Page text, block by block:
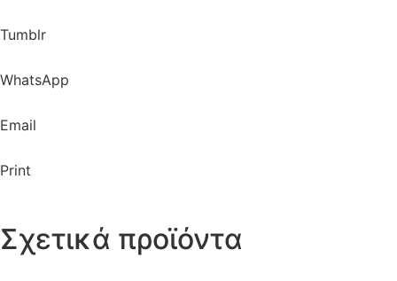
Tumblr
WhatsApp
Email
Print
Σχετικά προϊόντα